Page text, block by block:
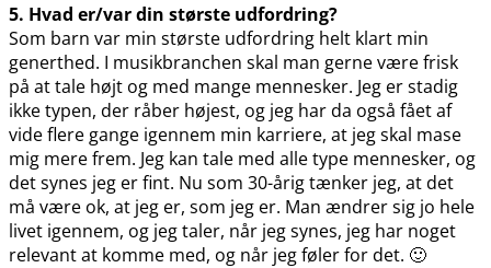
5. Hvad er/var din største udfordring?
Som barn var min største udfordring helt klart min
generthed. I musikbranchen skal man gerne være frisk
på at tale højt og med mange mennesker. Jeg er stadig
ikke typen, der råber højest, og jeg har da også fået af
vide flere gange igennem min karriere, at jeg skal mase
mig mere frem. Jeg kan tale med alle type mennesker, og
det synes jeg er fint. Nu som 30-årig tænker jeg, at det
må være ok, at jeg er, som jeg er. Man ændrer sig jo hele
livet igennem, og jeg taler, når jeg synes, jeg har noget
relevant at komme med, og når jeg føler for det. 🙂